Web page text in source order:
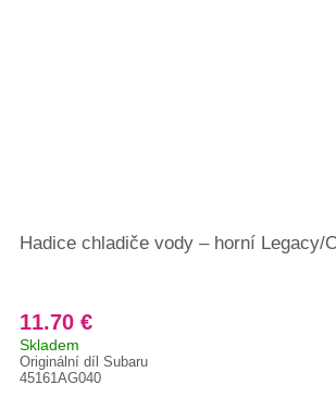
Hadice chladiče vody – horní Legacy/
11.70 €
Skladem
Originální díl Subaru
45161AG040